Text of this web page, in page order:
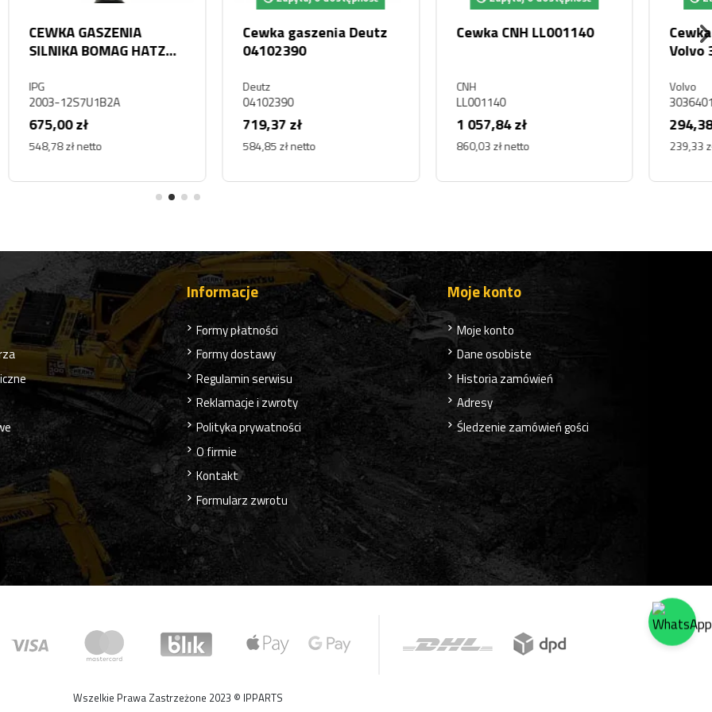
Cewka CNH LL001140
LL001140
860,03 zł netto
Cewka elektrozaworu
239,33 zł netto
CEWKA HYDRAULIKI
DL200, K9004745, K900-4745
464,02 zł
377,25 zł netto
Informacje
Formy płatności
Formy dostawy
Regulamin serwisu
Reklamacje i zwroty
Polityka prywatności
O firmie
Kontakt
Formularz zwrotu
Moje konto
Moje konto
Dane osobiste
Historia zamówień
Adresy
Śledzenie zamówień gości
Wszelkie Prawa Zastrzeżone 2023 © IPPARTS